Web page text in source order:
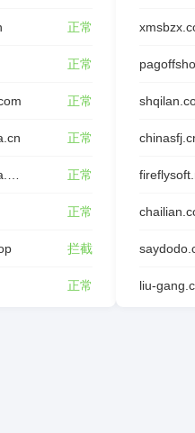
正常
正常
正常
正常
正常
正常
拦截
正常 liu-